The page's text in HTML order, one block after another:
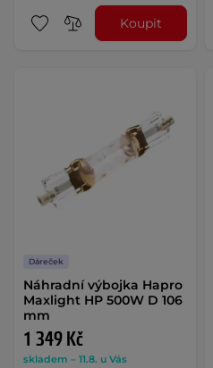
Koupit
Dáreček
Náhradní výbojka Hapro
Maxlight HP 500W D 106
mm
1 349 Kč
skladem – 11.8. u Vás